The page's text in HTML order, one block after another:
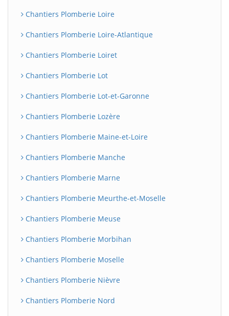
Chantiers Plomberie Loire
Chantiers Plomberie Loire-Atlantique
Chantiers Plomberie Loiret
Chantiers Plomberie Lot
Chantiers Plomberie Lot-et-Garonne
Chantiers Plomberie Lozère
Chantiers Plomberie Maine-et-Loire
Chantiers Plomberie Manche
Chantiers Plomberie Marne
Chantiers Plomberie Meurthe-et-Moselle
Chantiers Plomberie Meuse
Chantiers Plomberie Morbihan
Chantiers Plomberie Moselle
Chantiers Plomberie Nièvre
Chantiers Plomberie Nord